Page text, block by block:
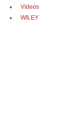
Vídeos
WILEY